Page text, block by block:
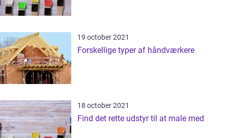
19 october 2021
Forskellige typer af håndværkere
18 october 2021
Find det rette udstyr til at male med